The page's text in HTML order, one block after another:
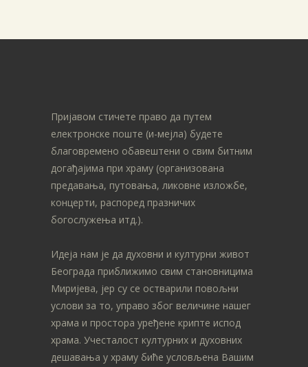
Пријавом стичете право да путем
електронске поште (и-мејла) будете
благовремено обавештени о свим битним
догађајима при храму (организована
предавања, путовања, ликовне изложбе,
концерти, распоред празничих
богослужења итд.).
Идеја нам је да духовни и културни живот
Београда приближимо свим становницима
Миријева, јер су се остварили повољни
услови за то, управо због величине нашег
храма и простора уређене крипте испод
храма. Учесталост културних и духовних
дешавања у храму биће условљена Вашим